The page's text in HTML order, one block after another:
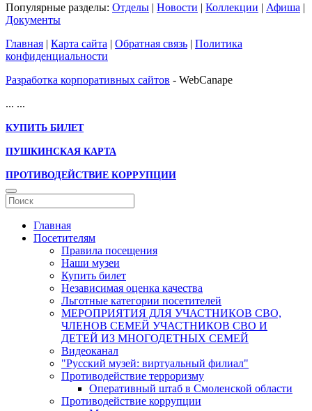
Популярные разделы: Отделы | Новости | Коллекции | Афиша |
Документы
Главная | Карта сайта | Обратная связь | Политика
конфиденциальности
Разработка корпоративных сайтов - WebCanape
... ...
КУПИТЬ БИЛЕТ
ПУШКИНСКАЯ КАРТА
ПРОТИВОДЕЙСТВИЕ КОРРУПЦИИ
Главная
Посетителям
Правила посещения
Наши музеи
Купить билет
Независимая оценка качества
Льготные категории посетителей
МЕРОПРИЯТИЯ ДЛЯ УЧАСТНИКОВ СВО,
ЧЛЕНОВ СЕМЕЙ УЧАСТНИКОВ СВО И
ДЕТЕЙ ИЗ МНОГОДЕТНЫХ СЕМЕЙ
Видеоканал
"Русский музей: виртуальный филиал"
Противодействие терроризму
Оперативный штаб в Смоленской области
Противодействие коррупции